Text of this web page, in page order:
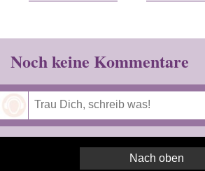
Noch keine Kommentare
Nach oben